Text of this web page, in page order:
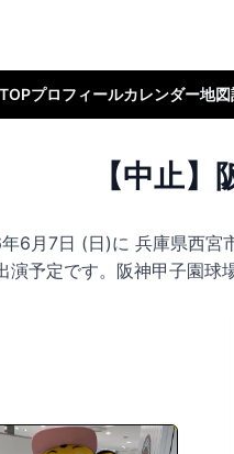
TOPプロフィールカレンダー地図
【中止
6月7日 (日)に 兵庫県西宮
演予定です。 阪神甲子園球